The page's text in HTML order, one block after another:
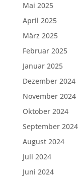
Mai 2025
April 2025
März 2025
Februar 2025
Januar 2025
Dezember 2024
November 2024
Oktober 2024
September 2024
August 2024
Juli 2024
Juni 2024